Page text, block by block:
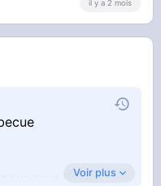
il y a 2 mois
ou a l'huile
Voir plus